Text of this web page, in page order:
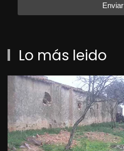
Enviar
Lo más leido